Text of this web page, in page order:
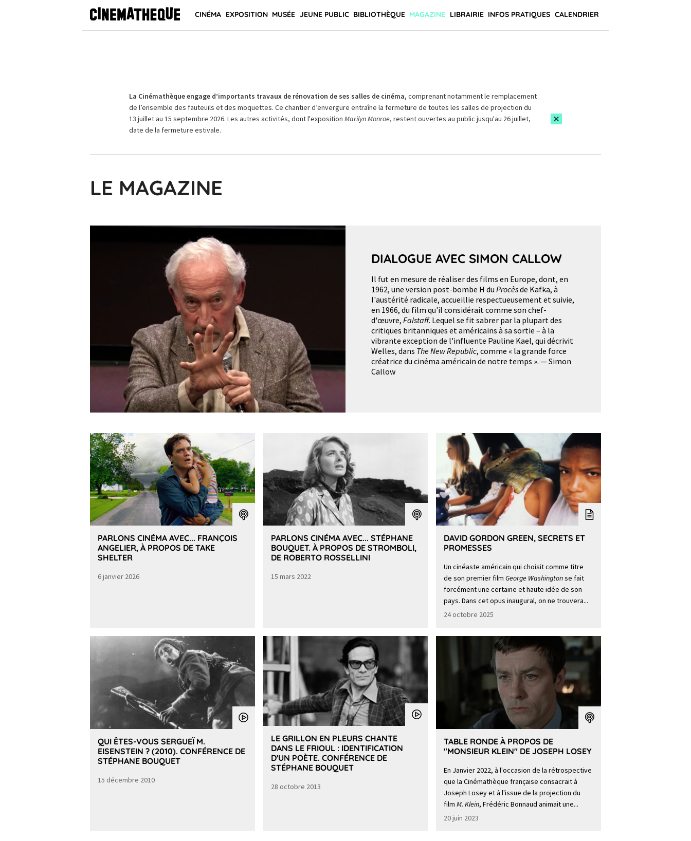
CINÉMA EXPOSITION MUSÉE JEUNE PUBLIC BIBLIOTHÈQUE MAGAZINE LIBRAIRIE INFOS PRATIQUES CALENDRIER
La Cinémathèque engage d’importants travaux de rénovation de ses salles de cinéma, comprenant notamment le remplacement
de l’ensemble des fauteuils et des moquettes. Ce chantier d’envergure entraîne la fermeture de toutes les salles de projection du
13 juillet au 15 septembre 2026. Les autres activités, dont l'exposition Marilyn Monroe, restent ouvertes au public jusqu'au 26 juillet,
date de la fermeture estivale.
LE MAGAZINE
DIALOGUE AVEC SIMON CALLOW
Il fut en mesure de réaliser des films en Europe, dont, en
1962, une version post-bombe H du Procèsde Kafka, à
l'austérité radicale, accueillie respectueusement et suivie,
en 1966, du film qu'il considérait comme son chef-
d'œuvre, Falstaff. Lequel se fit sabrer par la plupart des
critiques britanniques et américains à sa sortie – à la
vibrante exception de l'influente Pauline Kael, qui décrivit
Welles, dans The New Republic, comme « la grande force
créatrice du cinéma américain de notre temps ». — Simon
Callow
PARLONS CINÉMA AVEC... FRANÇOIS
ANGELIER, À PROPOS DE TAKE
SHELTER
6 janvier 2026
PARLONS CINÉMA AVEC... STÉPHANE
BOUQUET. À PROPOS DE STROMBOLI,
DE ROBERTO ROSSELLINI
15 mars 2022
DAVID GORDON GREEN, SECRETS ET
PROMESSES
Un cinéaste américain qui choisit comme titre
de son premier filmGeorge Washingtonse fait
forcément une certaine et haute idée de son
pays. Dans cet opus inaugural, on ne trouvera...
24 octobre 2025
QUI ÊTES-VOUS SERGUEÏ M.
EISENSTEIN ? (2010). CONFÉRENCE DE
STÉPHANE BOUQUET
15 décembre 2010
LE GRILLON EN PLEURS CHANTE
DANS LE FRIOUL : IDENTIFICATION
D'UN POÈTE. CONFÉRENCE DE
STÉPHANE BOUQUET
28 octobre 2013
TABLE RONDE À PROPOS DE
"MONSIEUR KLEIN" DE JOSEPH LOSEY
En Janvier 2022, à l'occasion de la rétrospective
que la Cinémathèque française consacrait à
Joseph Losey et à l'issue de la projection du
filmM. Klein, Frédéric Bonnaud animait une...
20 juin 2023